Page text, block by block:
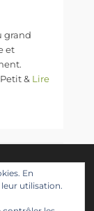
grand
et
& Lire
En
utilisation.